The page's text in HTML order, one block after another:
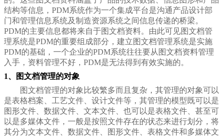
结构等信息， PDM系统作为一个集成平台是沟通产品设计部
门和管理信息系统及制造资源系统之间信息传递的桥梁。
PDM的主要信息都将来自于图文档资料。由此可见图文档管
理系统是PDM的重要组成部分，建立图文档管理系统是实施
PDM的基础，一个企业的PDM系统往往要从图文档资料管理
入手，资料管理不好， PDM是无法得到有效实施的。
1、图文档管理的对象
图文档管理的对象比较繁多而且复杂，其管理的对象可以
是表格档案、工艺文件、设计文件等，其管理的模型既可以是
图形文件、数据文件、文本文件、也可以是表格文件、甚至可
以是多媒体文件，一般是按照文件存在的状态来进行划分，将
其分为文本文件、数据文件、图形文件、表格文件和多媒体文